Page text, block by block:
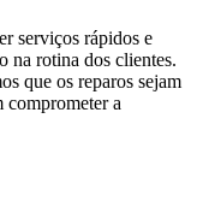
serviços rápidos e
na rotina dos clientes.
que os reparos sejam
a